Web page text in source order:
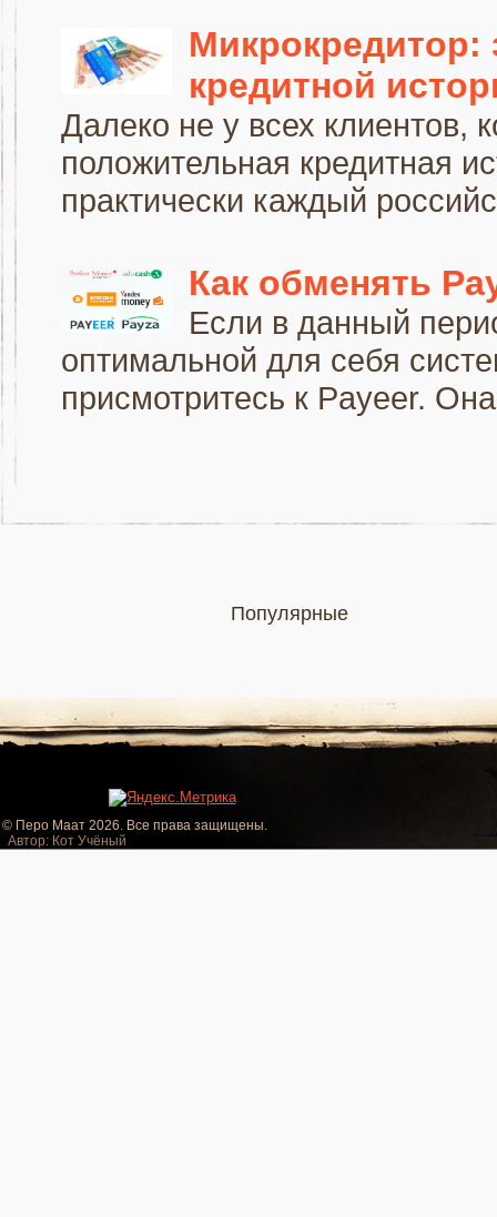
Микрокредитор:
кредитной
Далеко не у всех клиентов,
положительная кредитная
практически каждый
Как обменять
Если в данный
оптимальной для себя
присмотритесь к Payeer.
Популярные
© Перо Маат 2026. Все права защищены.
Автор: Кот Учёный